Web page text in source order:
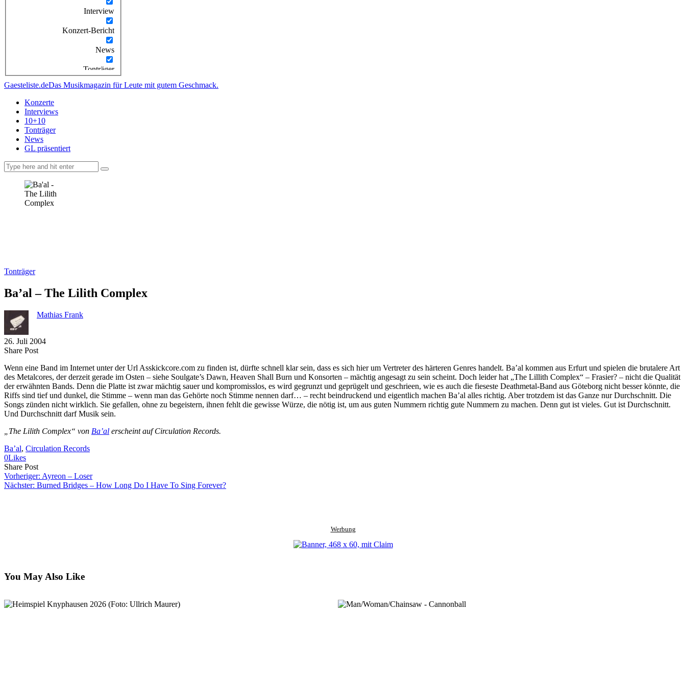
Interview
Konzert-Bericht
News
Tonträger
Gaesteliste.deDas Musikmagazin für Leute mit gutem Geschmack.
Konzerte
Interviews
10+10
Tonträger
News
GL präsentiert
Tonträger
Ba’al – The Lilith Complex
Mathias Frank
26. Juli 2004
Share PostShare
Facebook
Copy
to
clipboard
Send
via
eMail
Wenn eine Band im Internet unter der Url Asskickcore.com zu finden ist, dürfte schnell klar sein, dass es sich hier um Vertreter des härteren Genres handelt. Ba’al kommen aus Erfurt und spielen die brutalere Art
des Metalcores, der derzeit gerade im Osten – siehe Soulgate’s Dawn, Heaven Shall Burn und Konsorten – mächtig angesagt zu sein scheint. Doch leider hat „The Lillith Complex“ – Frasier? – nicht die Qualität
der erwähnten Bands. Denn die Platte ist zwar mächtig sauer und kompromisslos, es wird gegrunzt und geprügelt und geschrieen, wie es auch die fieseste Deathmetal-Band aus Göteborg nicht besser könnte, die
Riffs sind tief und dunkel, die Stimme – wenn man das Gehörte noch Stimme nennen darf… – recht beindruckend und eigentlich machen Ba’al alles richtig. Aber trotzdem ist das Ganze nur Durchschnitt. Die
Songs zünden nicht wirklich. Sie gefallen, ohne zu begeistern, ihnen fehlt die gewisse Würze, die nötig ist, um aus guten Nummern richtig gute Nummern zu machen. Denn gut ist vieles. Gut ist Durchschnitt.
Und Durchschnitt darf Musik sein.
„The Lilith Complex“ von Ba’al erscheint auf Circulation Records.
Ba’al, Circulation Records
0Likes
Share PostShare
on
Facebook
Copy
URL
to
Send
Link
via
Vorheriger: Ayreon – Loser
Nächster: Burned Bridges – How Long Do I Have To Sing Forever?
Werbung
You May Also Like